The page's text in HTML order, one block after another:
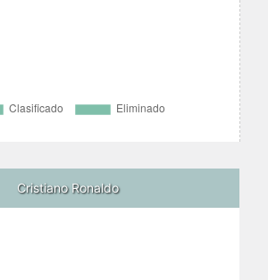
Cristiano Ronaldo